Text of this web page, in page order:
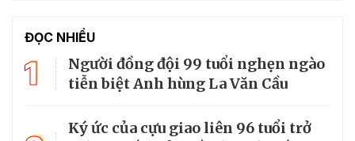
ĐỌC NHIỀU
1
Người đồng đội 99 tuổi nghẹn ngào
tiễn biệt Anh hùng La Văn Cầu
Ký ức của cựu giao liên 96 tuổi trở